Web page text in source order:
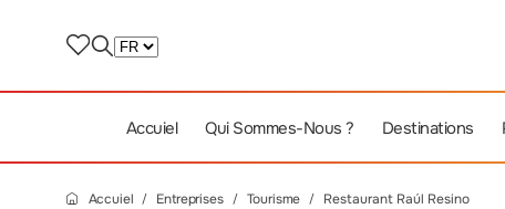
Accuiel Qui Sommes-Nous ? Destinations
Accuiel Entreprises Tourisme Restaurant Raúl Resino